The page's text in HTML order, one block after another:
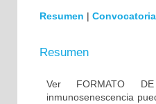
Resumen | Convocatoria
Resumen
Ver FORMATO DE
inmunosenescencia